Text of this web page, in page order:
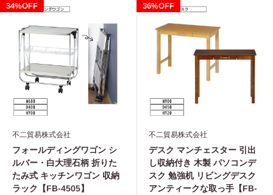
34%OFF
不二貿易株式会社
フォールディングワゴン シ
ルバー・白大理石柄 折りた
たみ式 キッチンワゴン 収納
ラック【FB-4505】
36%OFF
不二貿易株式会社
デスク マンチェスター 引出
し収納付き 木製 パソコンデ
スク 勉強机 リビングデスク
アンティークな取っ手【FB-